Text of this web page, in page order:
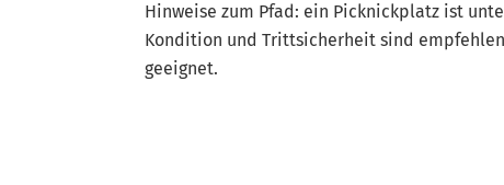
Hinweise zum Pfad: ein Picknickplatz ist
Kondition und Trittsicherheit sind
geeignet.